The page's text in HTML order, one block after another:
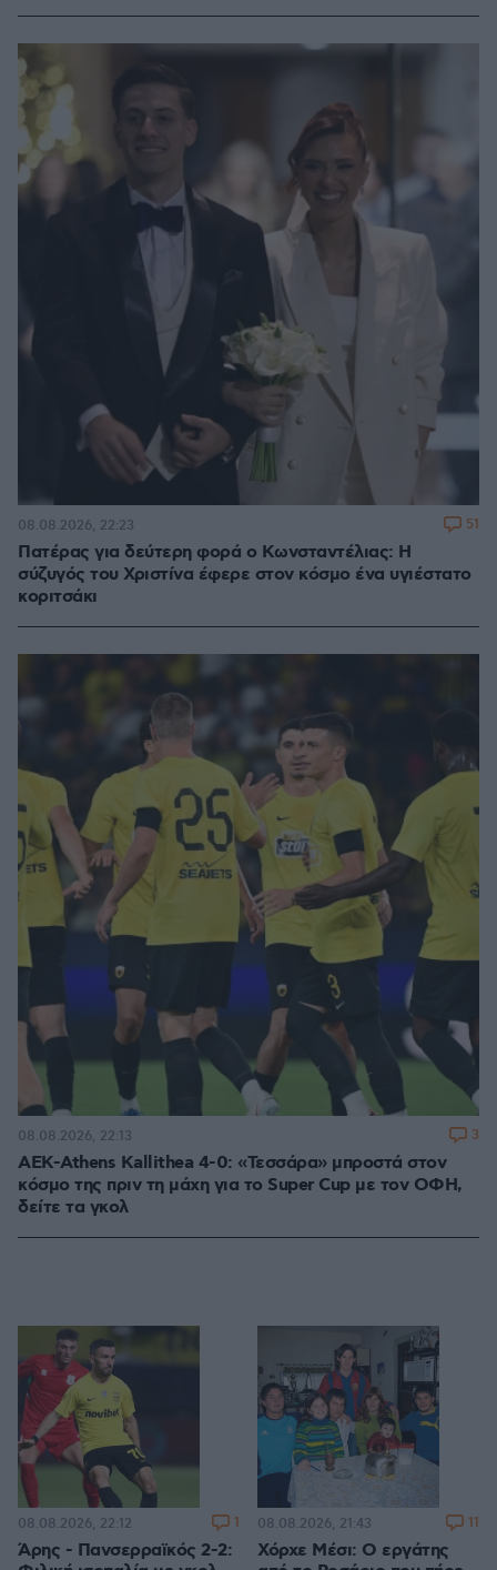
Πατέρας για δεύτερη φορά ο Κωνσταντέλιας: Η
σύζυγός του Χριστίνα έφερε στον κόσμο ένα υγιέστατο
κοριτσάκι
08.08.2026, 22:23 51
ΑΕΚ-Athens Kallithea 4-0: «Τεσσάρα» μπροστά στον
κόσμο της πριν τη μάχη για το Super Cup με τον ΟΦΗ,
δείτε τα γκολ
08.08.2026, 22:13 3
Άρης - Πανσερραϊκός 2-2:
08.08.2026, 22:12 1
Χόρχε Μέσι: Ο εργάτης
08.08.2026, 21:43 11